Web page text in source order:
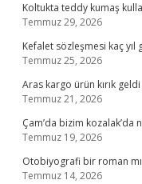
Koltukta teddy kumaş
Temmuz 29, 2026
Kefalet sözleşmesi kaç yıl
Temmuz 25, 2026
Aras kargo ürün kırık geldi
Temmuz 21, 2026
Çam’da bizim kozalak’da
Temmuz 19, 2026
Otobiyografi bir roman
Temmuz 14, 2026